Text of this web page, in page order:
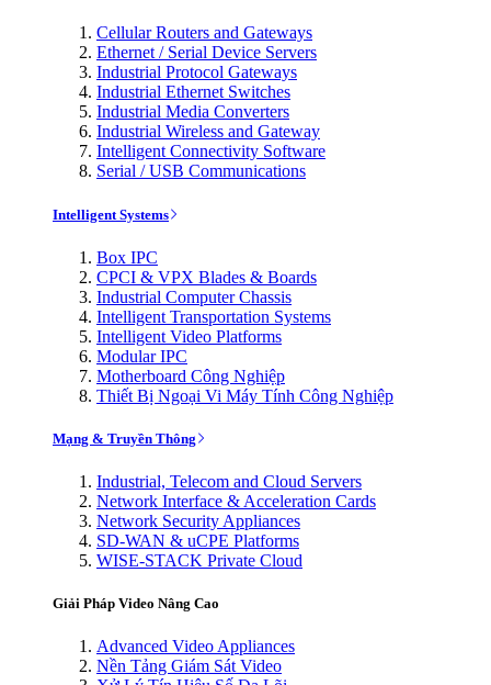
Cellular Routers and Gateways
Ethernet / Serial Device Servers
Industrial Protocol Gateways
Industrial Ethernet Switches
Industrial Media Converters
Industrial Wireless and Gateway
Intelligent Connectivity Software
Serial / USB Communications
Intelligent Systems
Box IPC
CPCI & VPX Blades & Boards
Industrial Computer Chassis
Intelligent Transportation Systems
Intelligent Video Platforms
Modular IPC
Motherboard Công Nghiệp
Thiết Bị Ngoại Vi Máy Tính Công Nghiệp
Mạng & Truyền Thông
Industrial, Telecom and Cloud Servers
Network Interface & Acceleration Cards
Network Security Appliances
SD-WAN & uCPE Platforms
WISE-STACK Private Cloud
Giải Pháp Video Nâng Cao
Advanced Video Appliances
Nền Tảng Giám Sát Video